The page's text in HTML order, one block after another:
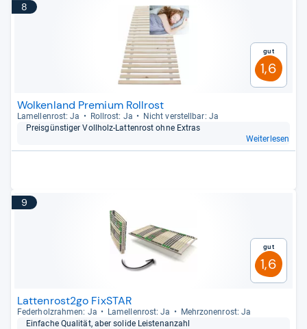
8
Gut
1,6
Wolkenland Premium Rollrost
Lamel­len­rost: Ja Roll­rost: Ja
Nicht ver­stell­bar: Ja
Preis­güns­ti­ger Voll­holz-​Lat­ten­rost ohne Extras
Weiterlesen
9
Gut
1,6
Lattenrost2go FixSTAR
Feder­holz­rah­men: Ja Lamel­len­rost: Ja
Mehr­zo­nen­rost: Ja
Ein­fa­che Qua­li­tät, aber solide Leis­ten­an­zahl